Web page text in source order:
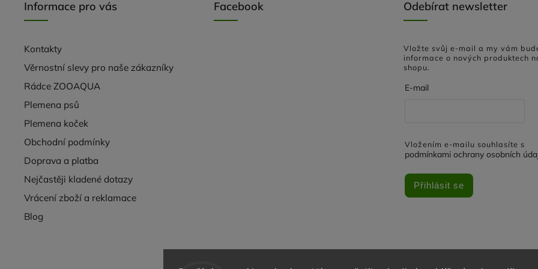
Informace pro vás
Kontakty
Věrnostní slevy pro naše zákazníky
Rádce ZOOAQUA
Plemena psů
Plemena koček
Obchodní podmínky
Doprava a platba
Nejčastěji kladené dotazy
Vrácení zboží a reklamace
Blog
Facebook Odebírat newsletter
Vložte svůj e-mail a my vám
informace o nových produktech
shopu.
E-mail
Vložením e-mailu souhlasíte s
podmínkami ochrany osobních
Přihlásit se